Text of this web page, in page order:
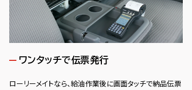
ワンタッチで伝票発行
ローリーメイトなら、給油作業後に画面タッチで納品伝票